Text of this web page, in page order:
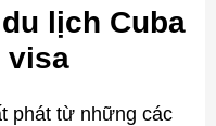
lịch Cuba
visa
phát từ những các